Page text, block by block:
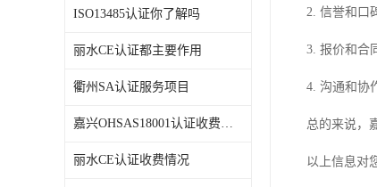
ISO13485认证你了解吗
丽水CE认证都主要作用
衢州SA认证服务项目
嘉兴OHSAS18001认证收费情况
丽水CE认证收费情况
2. 信誉和口
3. 报价和合
4. 沟通和协
总的来说，
以上信息对